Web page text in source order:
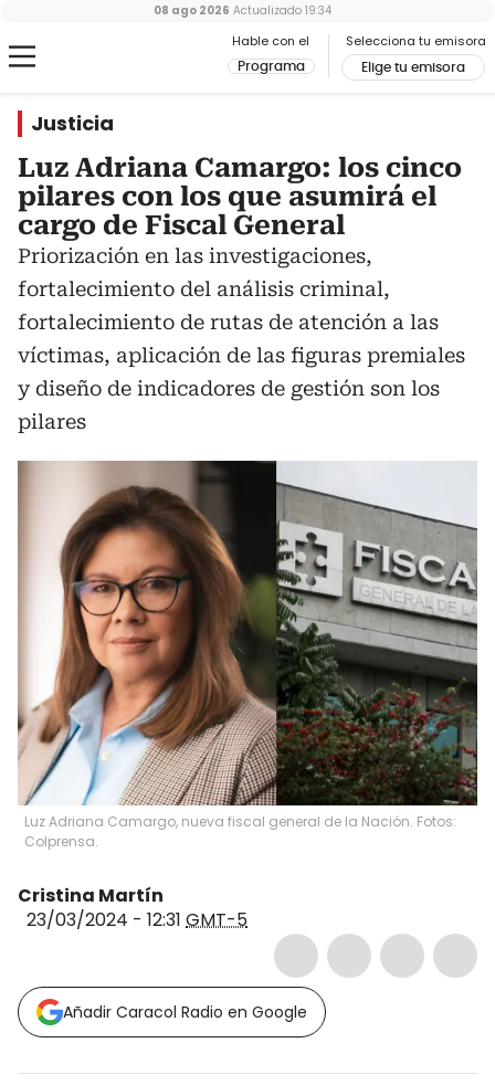
Hable con el
Programa
Selecciona tu emisora
Elige tu emisora
08 ago 2026 Actualizado 19:34
Justicia
Luz Adriana Camargo: los cinco
pilares con los que asumirá el
cargo de Fiscal General
Priorización en las investigaciones,
fortalecimiento del análisis criminal,
fortalecimiento de rutas de atención a las
víctimas, aplicación de las figuras premiales
y diseño de indicadores de gestión son los
pilares
Luz Adriana Camargo, nueva fiscal general de la Nación. Fotos:
Colprensa.
Cristina Martín
23/03/2024 - 12:31 GMT-5
Añadir Caracol Radio en Google